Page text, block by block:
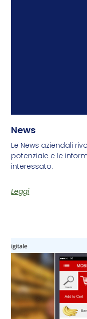
News
Le News aziendali
potenziale e le
interessato.
Leggi